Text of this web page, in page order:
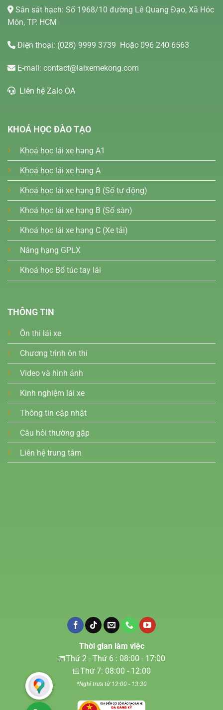
Sân sát hạch: Số 1968/10 đường Lê Quang Đạo, Xã Hóc
Môn, TP. HCM
Điện thoại: (028) 9999 3739 Hoặc 096 240 6563
E-mail: contact@laixemekong.com
Liên hệ Zalo OA
KHOÁ HỌC ĐÀO TẠO
Khoá học lái xe hạng A1
Khoá học lái xe hạng A
Khoá học lái xe hạng B (Số tự động)
Khoá học lái xe hạng B (Số sàn)
Khoá học lái xe hạng C (Xe tải)
Nâng hạng GPLX
Khoá học Bổ túc tay lái
THÔNG TIN
Ôn thi lái xe
Chương trình ôn thi
Video và hình ảnh
Kinh nghiệm lái xe
Thông tin cập nhật
Câu hỏi thường gặp
Liên hệ trung tâm
Thời gian làm việc
📅Thứ 2 - Thứ 6 : 08:00 - 17:00
📅Thứ 7: 08:00 - 12:00
*Nghỉ trưa từ 12:00 - 13:30